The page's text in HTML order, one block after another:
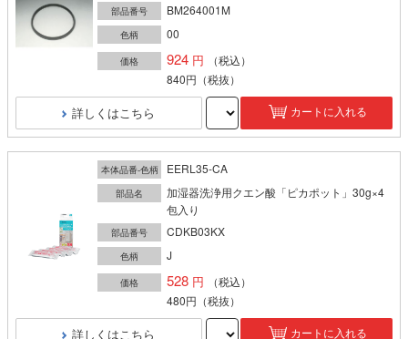
部品番号 BM264001M
色柄 00
価格 924
（税込）
840円 （税抜）
詳しくはこちら カートに入れる
本体品番-色柄 EERL35-CA
部品名
加湿器洗浄用クエン酸「ピカポット」30g×4
包入り
部品番号 CDKB03KX
色柄 J
価格 528
（税込）
480円 （税抜）
詳しくはこちら カートに入れる